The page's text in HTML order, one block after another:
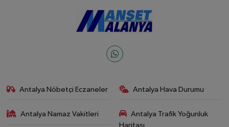
Antalya Nöbetçi Eczaneler Antalya Hava Durumu
Antalya Namaz Vakitleri
Antalya Trafik Yoğunluk
Haritası